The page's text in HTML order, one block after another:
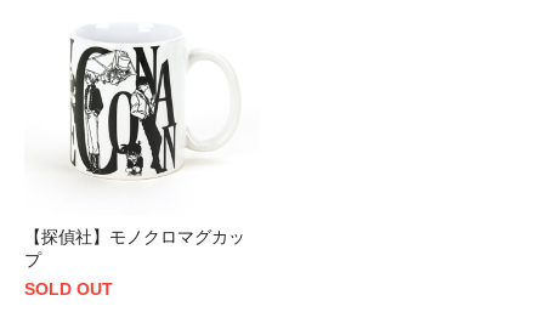
【探偵社】モノクロマグカッ
プ
SOLD OUT